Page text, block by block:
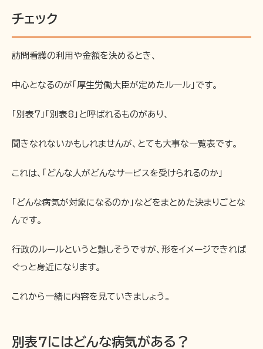
チェック
訪問看護の利用や金額を決めるとき、
中心となるのが「厚生労働大臣が定めたルール」です。
「別表7」「別表8」と呼ばれるものがあり、
聞きなれないかもしれませんが、とても大事な一覧表です。
これは、「どんな人がどんなサービスを受けられるのか」
「どんな病気が対象になるのか」などをまとめた決まりごとな
んです。
行政のルールというと難しそうですが、形をイメージできれば
ぐっと身近になります。
これから一緒に内容を見ていきましょう。
別表7にはどんな病気がある？